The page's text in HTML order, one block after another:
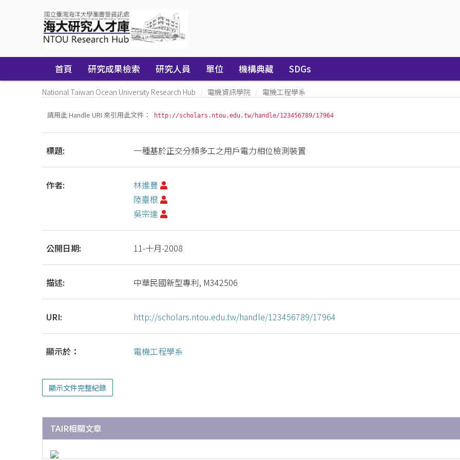
首頁 研究成果檢索 研究人員 單位 機構典藏 SDGs
National Taiwan Ocean University Research Hub 電機資訊學院 電機工程學系
請用此 Handle URI 來引用此文件： http://scholars.ntou.edu.tw/handle/123456789/17964
標題: 一種基於正交分頻多工之用戶電力相位檢測裝置
作者:
林進豐
陸臺根
吳宗達
公開日期: 11-十月-2008
描述: 中華民國新型專利, M342506
URI: http://scholars.ntou.edu.tw/handle/123456789/17964
顯示於： 電機工程學系
顯示文件完整紀錄
TAIR相關文章